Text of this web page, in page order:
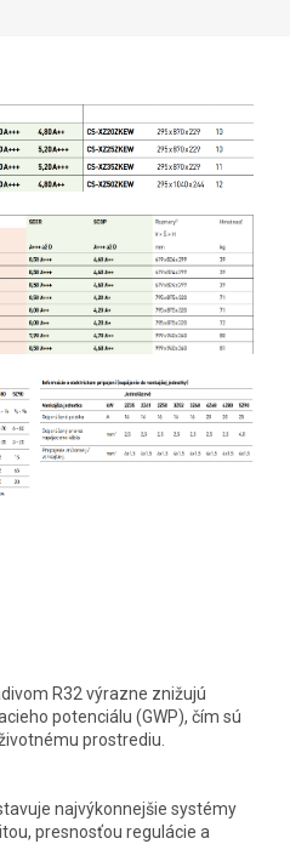
R32 výrazne znižujú
potenciálu (GWP), čím sú
prostrediu.
najvýkonnejšie systémy
presnosťou regulácie a